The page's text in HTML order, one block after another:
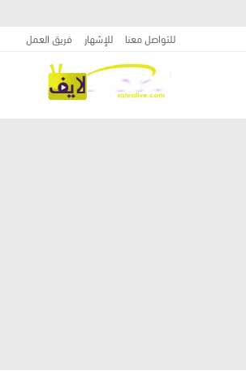
للتواصل معنا للإشهار فريق العمل